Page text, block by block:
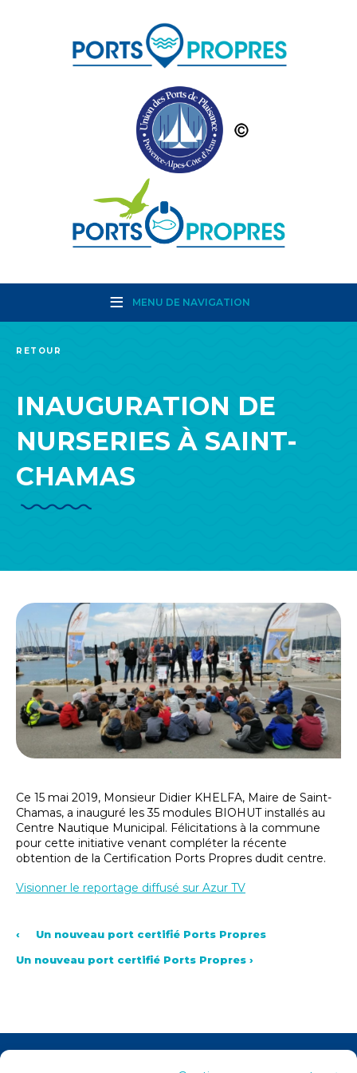
MENU DE NAVIGATION
RETOUR
INAUGURATION DE
NURSERIES À SAINT-
CHAMAS
Ce 15 mai 2019, Monsieur Didier KHELFA, Maire de Saint-
Chamas, a inauguré les 35 modules BIOHUT installés au
Centre Nautique Municipal. Félicitations à la commune
pour cette initiative venant compléter la récente
obtention de la Certification Ports Propres dudit centre.
Visionner le reportage diffusé sur Azur TV
‹
Un nouveau port certifié Ports Propres
Un nouveau port certifié Ports Propres ›